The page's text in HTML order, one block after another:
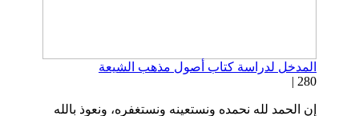
المدخل لدراسة كتاب أصول مذهب الشيعة
280 |
إن الحمد لله نحمده ونستعينه ونستغفره، ونعوذ بالله